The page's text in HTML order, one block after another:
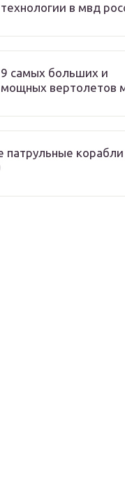
технологии в мвд
9 самых больших и
мощных вертолетов
патрульные корабли